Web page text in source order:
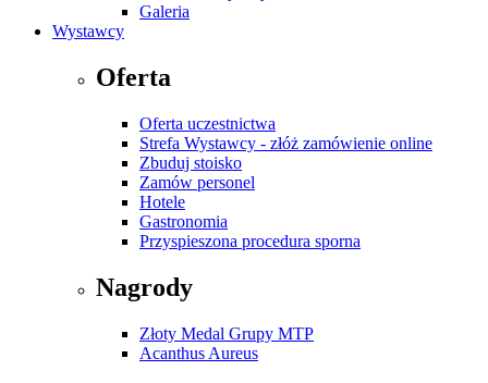
Galeria
Wystawcy
Oferta
Oferta uczestnictwa
Strefa Wystawcy - złóż zamówienie online
Zbuduj stoisko
Zamów personel
Hotele
Gastronomia
Przyspieszona procedura sporna
Nagrody
Złoty Medal Grupy MTP
Acanthus Aureus